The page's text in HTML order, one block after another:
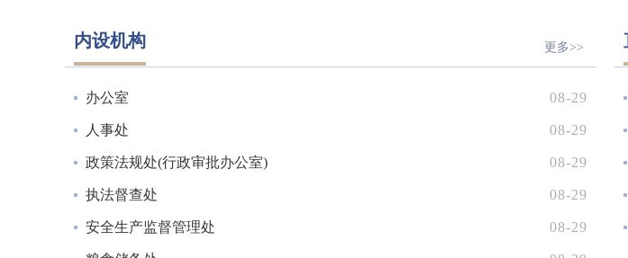
内设机构 更多>>
办公室 08-29
人事处 08-29
政策法规处(行政审批办公室) 08-29
执法督查处 08-29
安全生产监督管理处 08-29